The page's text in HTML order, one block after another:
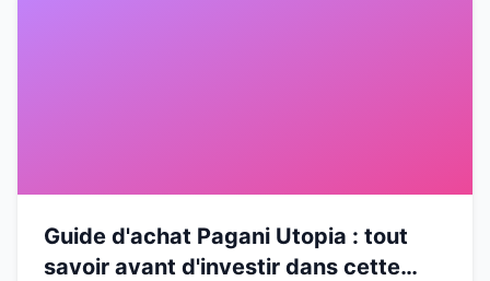
Guide d'achat Pagani Utopia : tout
savoir avant d'investir dans cette